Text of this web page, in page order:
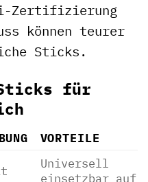
Zertifizierung
können teurer
Sticks.
für
VORTEILE
Universell
einsetzbar auf